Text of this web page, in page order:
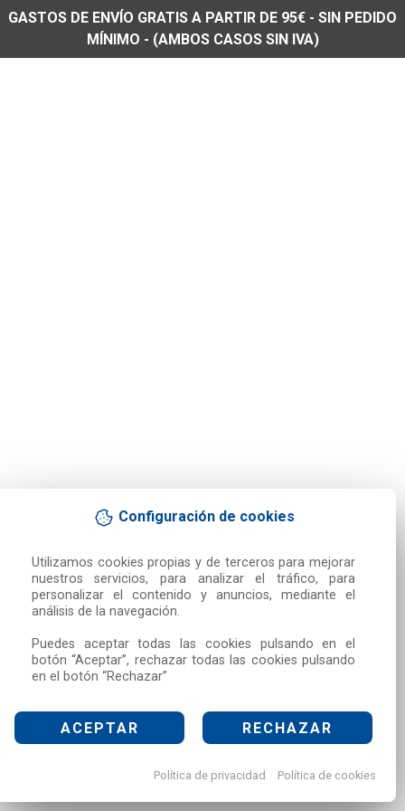
Configuración de cookies
Utilizamos cookies propias y de terceros para mejorar
nuestros servicios, para analizar el tráfico, para
personalizar el contenido y anuncios, mediante el
análisis de la navegación.
Puedes aceptar todas las cookies pulsando en el
botón “Aceptar”, rechazar todas las cookies pulsando
en el botón “Rechazar”
ACEPTAR RECHAZAR
Política de privacidad Política de cookies
GASTOS DE ENVÍO GRATIS A PARTIR DE 95€ - SIN PEDIDO
MÍNIMO - (AMBOS CASOS SIN IVA)